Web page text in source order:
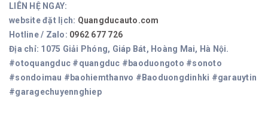
LIÊN HỆ NGAY:
website đặt lịch: Quangducauto.com
Hotline / Zalo: 0962 677 726
Địa chỉ: 1075 Giải Phóng, Giáp Bát, Hoàng Mai, Hà Nội.
#otoquangduc #quangduc #baoduongoto #sonoto
#sondoimau #baohiemthanvo #Baoduongdinhki #garauytin
#garagechuyennghiep